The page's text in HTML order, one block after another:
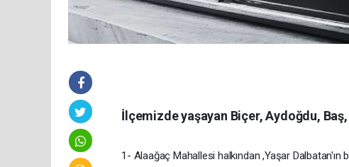
İlçemizde yaşayan Biçer, Aydoğdu, Baş,
1- Alaağaç Mahallesi halkından ,Yaşar